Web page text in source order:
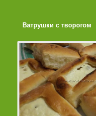
Ватрушки с творогом